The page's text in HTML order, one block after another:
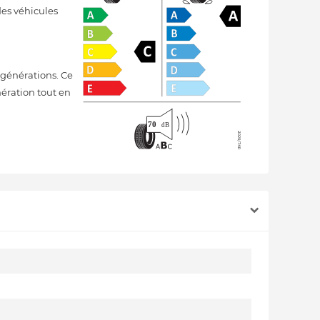
véhicules
Ce
tout en